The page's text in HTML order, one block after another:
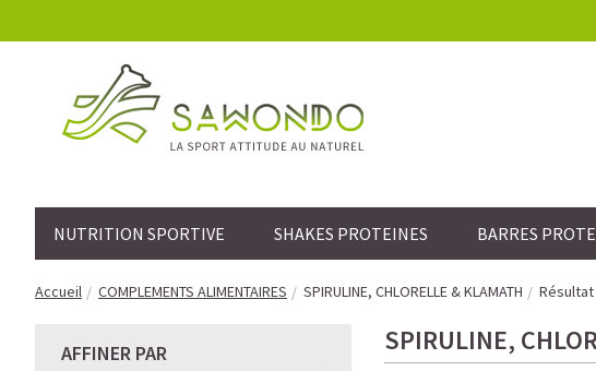
NUTRITION SPORTIVE SHAKES PROTEINES BARRES
Accueil COMPLEMENTS ALIMENTAIRES SPIRULINE, CHLORELLE & KLAMATH
AFFINER PAR SPIRULINE,